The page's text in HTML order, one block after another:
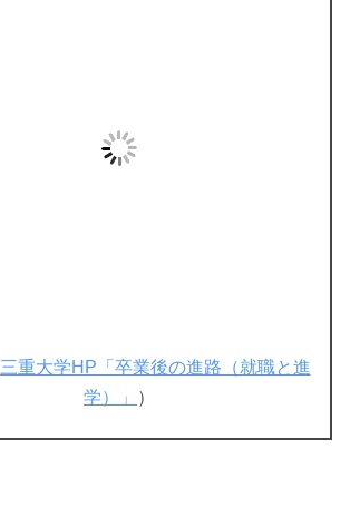
三重大学HP「卒業後の進路（就職と進
学）」
）